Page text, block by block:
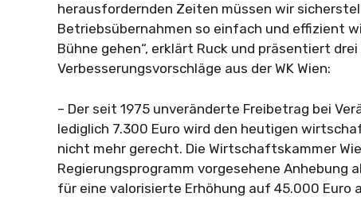
herausfordernden Zeiten müssen wir
Betriebsübernahmen so einfach und effizient
Bühne gehen“, erklärt Ruck und präsentiert
Verbesserungsvorschläge aus der WK Wien:
– Der seit 1975 unveränderte Freibetrag bei
lediglich 7.300 Euro wird den heutigen
nicht mehr gerecht. Die Wirtschaftskammer
Regierungsprogramm vorgesehene Anhebung
für eine valorisierte Erhöhung auf 45.000 Euro